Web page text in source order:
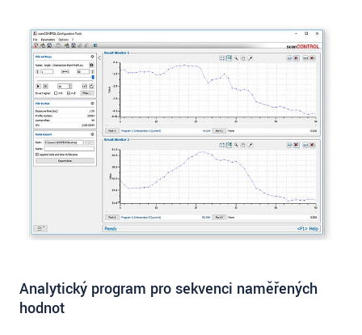
Analytický program pro sekvenci naměřených
hodnot